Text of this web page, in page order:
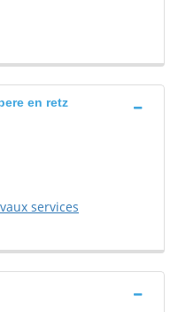
en retz
services